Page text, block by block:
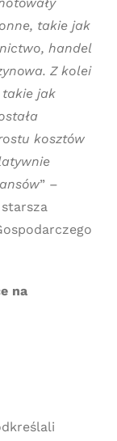
takie jak
handel
Z kolei
takie jak
kosztów
” –
na